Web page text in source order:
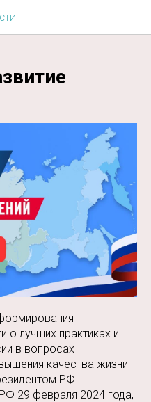
о лучших практиках и
в вопросах
качества жизни
РФ
29 февраля 2024 года,